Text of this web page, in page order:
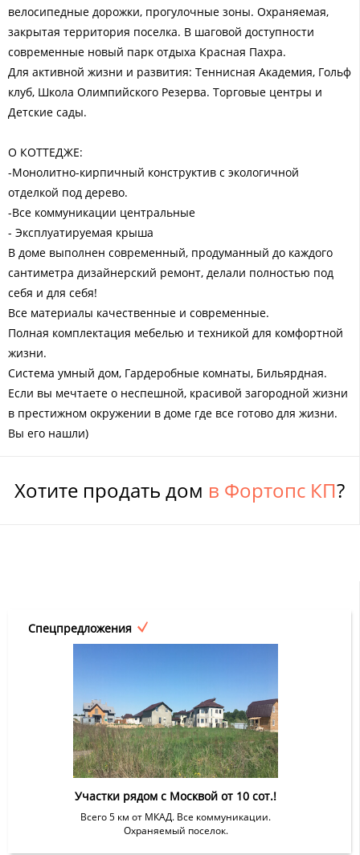
велосипедные дорожки, прогулочные зоны. Охраняемая,
закрытая территория поселка. В шаговой доступности
современные новый парк отдыха Красная Пахра.
Для активной жизни и развития: Теннисная Академия, Гольф
клуб, Школа Олимпийского Резерва. Торговые центры и
Детские сады.
О КОТТЕДЖЕ:
-Монолитно-кирпичный конструктив с экологичной
отделкой под дерево.
-Все коммуникации центральные
- Эксплуатируемая крыша
В доме выполнен современный, продуманный до каждого
сантиметра дизайнерский ремонт, делали полностью под
себя и для себя!
Все материалы качественные и современные.
Полная комплектация мебелью и техникой для комфортной
жизни.
Система умный дом, Гардеробные комнаты, Бильярдная.
Если вы мечтаете о неспешной, красивой загородной жизни
в престижном окружении в доме где все готово для жизни.
Вы его нашли)
Хотите продать дом в Фортопс КП?
Спецпредложения
Участки рядом с Москвой от 10 сот.!
Всего 5 км от МКАД. Все коммуникации.
Охраняемый поселок.